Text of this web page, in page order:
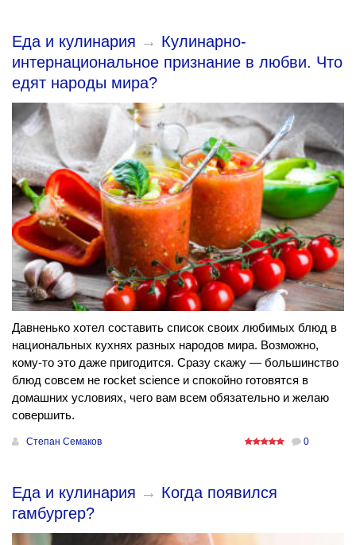
Еда и кулинария → Кулинарно-
интернациональное признание в любви. Что
едят народы мира?
Давненько хотел составить список своих любимых блюд в
национальных кухнях разных народов мира. Возможно,
кому-то это даже пригодится. Сразу скажу — большинство
блюд совсем не rocket science и спокойно готовятся в
домашних условиях, чего вам всем обязательно и желаю
совершить.
Степан Семаков 0
Еда и кулинария → Когда появился
гамбургер?